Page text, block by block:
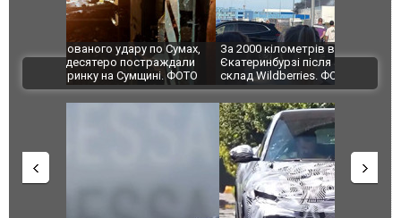
За 2000 кілометрів від кордону з Україною: в
Єкатеринбурзі після атаки дронів загорівся
склад Wildberries. ФОТО. ВІДЕО
"Мої
ВІДЕО